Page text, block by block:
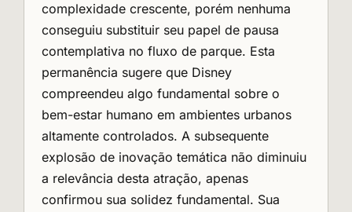
complexidade crescente, porém nenhuma
conseguiu substituir seu papel de pausa
contemplativa no fluxo de parque. Esta
permanência sugere que Disney
compreendeu algo fundamental sobre o
bem-estar humano em ambientes urbanos
altamente controlados. A subsequente
explosão de inovação temática não diminuiu
a relevância desta atração, apenas
confirmou sua solidez fundamental. Sua